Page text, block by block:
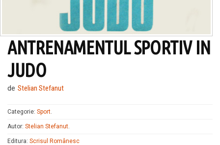
ANTRENAMENTUL SPORTIV IN
JUDO
de Stelian Stefanut
Categorie: Sport
Autor: Stelian Stefanut
Editura: Scrisul Românesc